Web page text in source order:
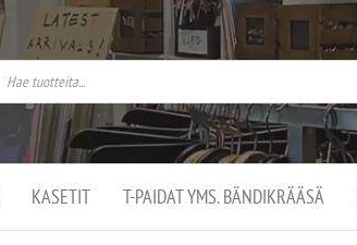
KASETIT T-PAIDAT YMS. BÄNDIKRÄÄSÄ